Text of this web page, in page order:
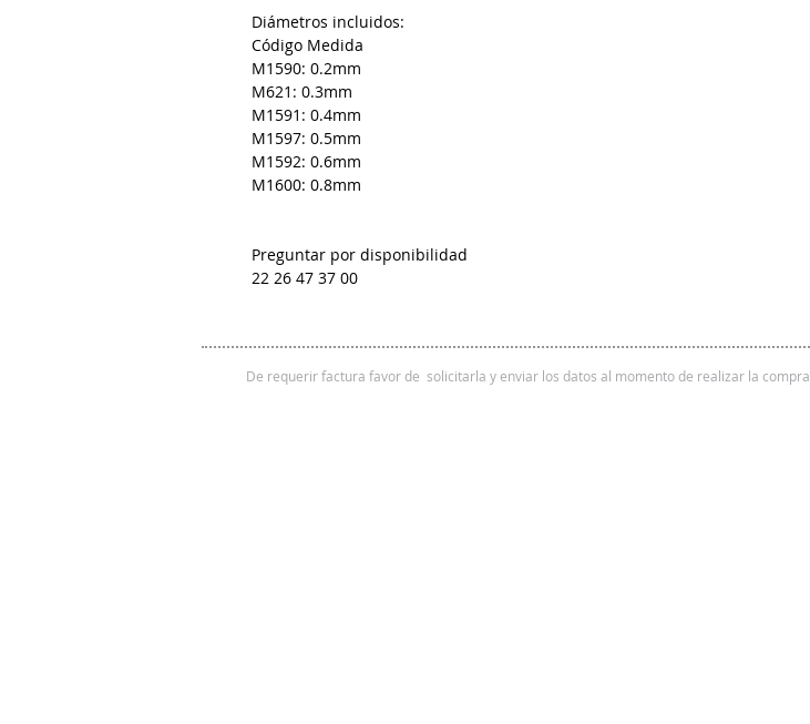
Diámetros incluidos:
Código Medida
M1590: 0.2mm
M621: 0.3mm
M1591: 0.4mm
M1597: 0.5mm
M1592: 0.6mm
M1600: 0.8mm
Preguntar por disponibilidad
22 26 47 37 00
De requerir factura favor de solicitarla y enviar los datos al momento de realizar la compra